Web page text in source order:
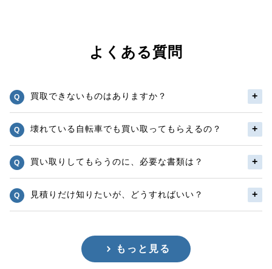
よくある質問
買取できないものはありますか？
壊れている自転車でも買い取ってもらえるの？
買い取りしてもらうのに、必要な書類は？
見積りだけ知りたいが、どうすればいい？
もっと見る